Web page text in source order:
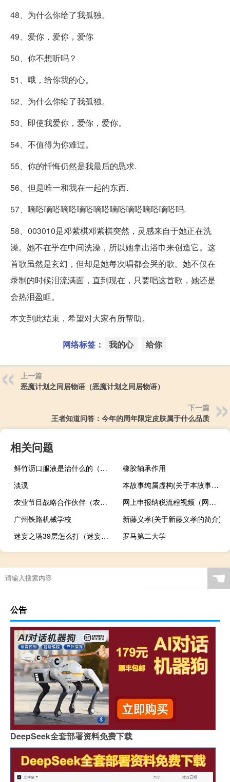
48、为什么你给了我孤独。
49、爱你，爱你，爱你
50、你不想听吗？
51、哦，给你我的心。
52、为什么你给了我孤独。
53、即使我爱你，爱你，爱你。
54、不值得为你难过。
55、你的忏悔仍然是我最后的恳求.
56、但是唯一和我在一起的东西.
57、嘀嗒嘀嗒嘀嗒嘀嗒嘀嗒嘀嗒嘀嗒嘀嗒嘀嗒吗.
58、003010是邓紫棋邓紫棋突然，灵感来自于她正在洗
澡。她不在乎在中间洗澡，所以她拿出浴巾来创造它。这
首歌虽然是玄幻，但却是她每次唱都会哭的歌。她不仅在
录制的时候泪流满面，直到现在，只要唱这首歌，她还是
会热泪盈眶。
本文到此结束，希望对大家有所帮助。
网络标签： 我的心 给你
上一篇
恶魔计划之同居物语（恶魔计划之同居物语）
下一篇
王者知道问答：今年的周年限定皮肤属于什么品质
相关问题
鲜竹沥口服液是治什么的（鲜竹沥口服液治什么病）
橡胶轴承作用
淡溪
本故事纯属虚构(关于本故事纯属虚构的简介)
农业节目战略合作伙伴（农业节目有哪些）
网上申报纳税流程视频（网上申报纳税流程）
广州铁路机械学校
新藤义孝(关于新藤义孝的简介)
迷妄之塔39层怎么打（迷妄之塔）
罗马第二大学
☚
公告
DeepSeek全套部署资料免费下载